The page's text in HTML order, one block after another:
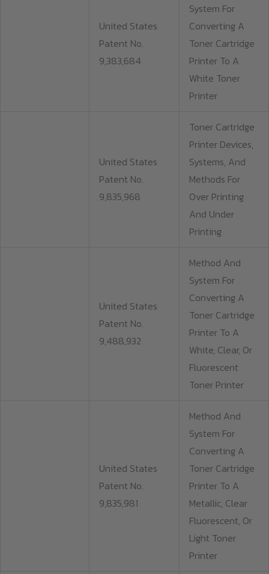
United States
Patent No.
9,383,684
System For
Converting A
Toner Cartridge
Printer To A
White Toner
Printer
United States
Patent No.
9,835,968
Toner Cartridge
Printer Devices,
Systems, And
Methods For
Over Printing
And Under
Printing
United States
Patent No.
9,488,932
Method And
System For
Converting A
Toner Cartridge
Printer To A
White, Clear, Or
Fluorescent
Toner Printer
United States
Patent No.
9,835,981
Method And
System For
Converting A
Toner Cartridge
Printer To A
Metallic, Clear
Fluorescent, Or
Light Toner
Printer